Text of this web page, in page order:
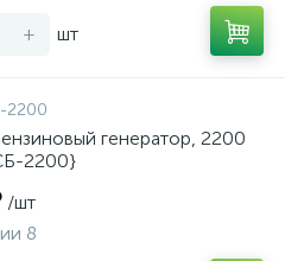
+ шт
2200
генератор, 2200
2200}
/шт
8